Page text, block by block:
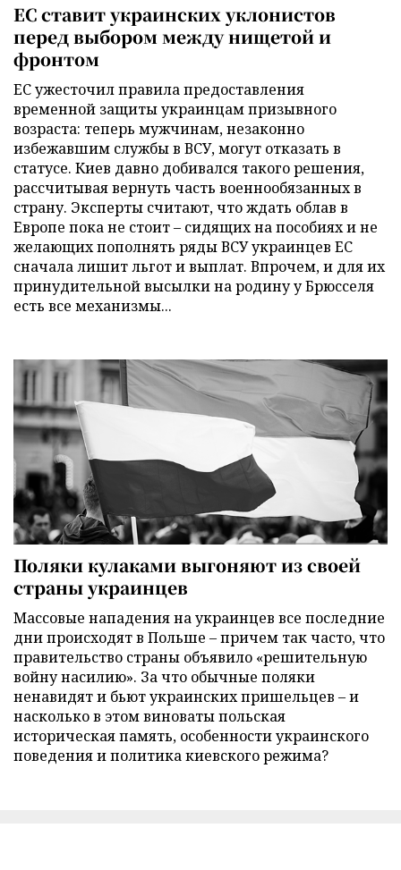
ЕС ставит украинских уклонистов
перед выбором между нищетой и
фронтом
ЕС ужесточил правила предоставления
временной защиты украинцам призывного
возраста: теперь мужчинам, незаконно
избежавшим службы в ВСУ, могут отказать в
статусе. Киев давно добивался такого решения,
рассчитывая вернуть часть военнообязанных в
страну. Эксперты считают, что ждать облав в
Европе пока не стоит – сидящих на пособиях и не
желающих пополнять ряды ВСУ украинцев ЕС
сначала лишит льгот и выплат. Впрочем, и для их
принудительной высылки на родину у Брюсселя
есть все механизмы...
Поляки кулаками выгоняют из своей
страны украинцев
Массовые нападения на украинцев все последние
дни происходят в Польше – причем так часто, что
правительство страны объявило «решительную
войну насилию». За что обычные поляки
ненавидят и бьют украинских пришельцев – и
насколько в этом виноваты польская
историческая память, особенности украинского
поведения и политика киевского режима?